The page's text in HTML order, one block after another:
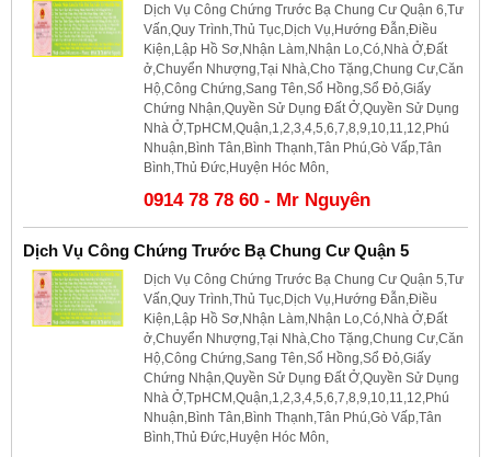
Dịch Vụ Công Chứng Trước Bạ Chung Cư Quận 6,Tư
Vấn,Quy Trình,Thủ Tục,Dịch Vụ,Hướng Đẫn,Điều
Kiện,Lập Hồ Sơ,Nhận Làm,Nhận Lo,Có,Nhà Ở,Đất
ở,Chuyển Nhượng,Tại Nhà,Cho Tặng,Chung Cư,Căn
Hộ,Công Chứng,Sang Tên,Sổ Hồng,Sổ Đỏ,Giấy
Chứng Nhận,Quyền Sử Dụng Đất Ở,Quyền Sử Dụng
Nhà Ở,TpHCM,Quận,1,2,3,4,5,6,7,8,9,10,11,12,Phú
Nhuận,Bình Tân,Bình Thạnh,Tân Phú,Gò Vấp,Tân
Bình,Thủ Đức,Huyện Hóc Môn,
0914 78 78 60 - Mr Nguyên
Dịch Vụ Công Chứng Trước Bạ Chung Cư Quận 5
Dịch Vụ Công Chứng Trước Bạ Chung Cư Quận 5,Tư
Vấn,Quy Trình,Thủ Tục,Dịch Vụ,Hướng Đẫn,Điều
Kiện,Lập Hồ Sơ,Nhận Làm,Nhận Lo,Có,Nhà Ở,Đất
ở,Chuyển Nhượng,Tại Nhà,Cho Tặng,Chung Cư,Căn
Hộ,Công Chứng,Sang Tên,Sổ Hồng,Sổ Đỏ,Giấy
Chứng Nhận,Quyền Sử Dụng Đất Ở,Quyền Sử Dụng
Nhà Ở,TpHCM,Quận,1,2,3,4,5,6,7,8,9,10,11,12,Phú
Nhuận,Bình Tân,Bình Thạnh,Tân Phú,Gò Vấp,Tân
Bình,Thủ Đức,Huyện Hóc Môn,